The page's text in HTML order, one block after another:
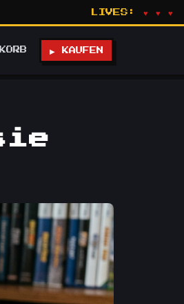
LIVES: ♥ ♥ ♥
▶ KAUFEN